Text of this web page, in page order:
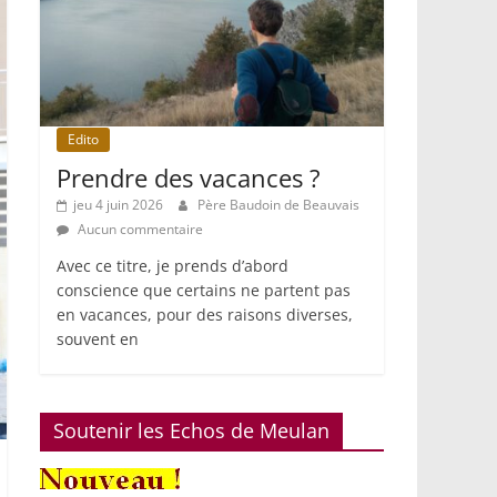
Edito
Prendre des vacances ?
jeu 4 juin 2026
Père Baudoin de Beauvais
Aucun commentaire
Avec ce titre, je prends d’abord
conscience que certains ne partent pas
en vacances, pour des raisons diverses,
souvent en
Soutenir les Echos de Meulan